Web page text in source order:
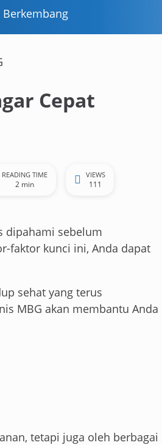
Berkembang
Cepat
READING TIME
2 min
VIEWS
111
dipahami sebelum
faktor kunci ini, Anda dapat
sehat yang terus
MBG akan membantu Anda
tetapi juga oleh berbagai